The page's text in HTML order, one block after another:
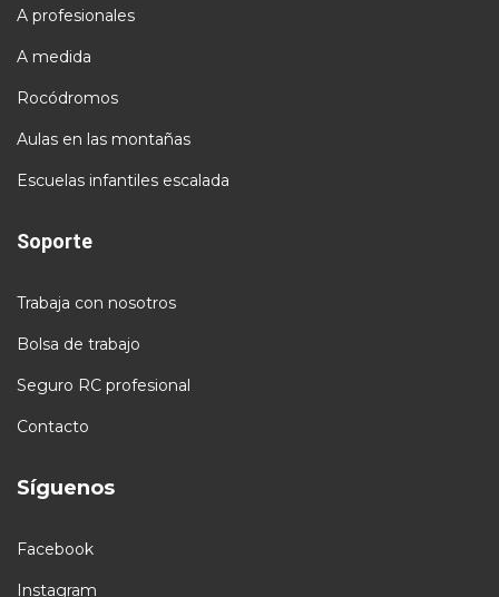
A profesionales
A medida
Rocódromos
Aulas en las montañas
Escuelas infantiles escalada
Soporte
Trabaja con nosotros
Bolsa de trabajo
Seguro RC profesional
Contacto
Síguenos
Facebook
Instagram